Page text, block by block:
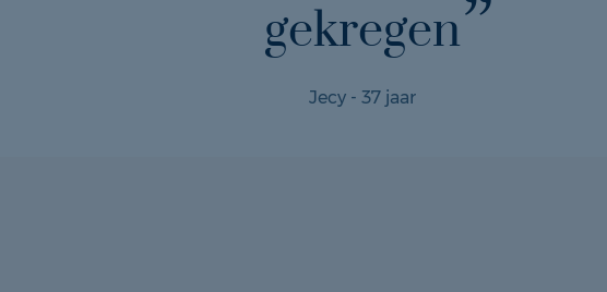
gekregen
Jecy - 37 jaar